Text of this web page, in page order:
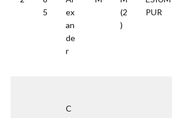
5
ex
an
de
r
(2
)
PUR
C